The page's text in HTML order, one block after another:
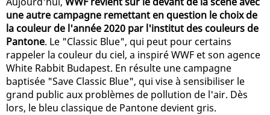
une autre campagne remettant en question le choix de
la couleur de l'année 2020 par l'institut des couleurs de
Pantone. Le "Classic Blue", qui peut pour certains
rappeler la couleur du ciel, a inspiré WWF et son agence
White Rabbit Budapest. En résulte une campagne
baptisée "Save Classic Blue", qui vise à sensibiliser le
grand public aux problèmes de pollution de l'air. Dès
lors, le bleu classique de Pantone devient gris.